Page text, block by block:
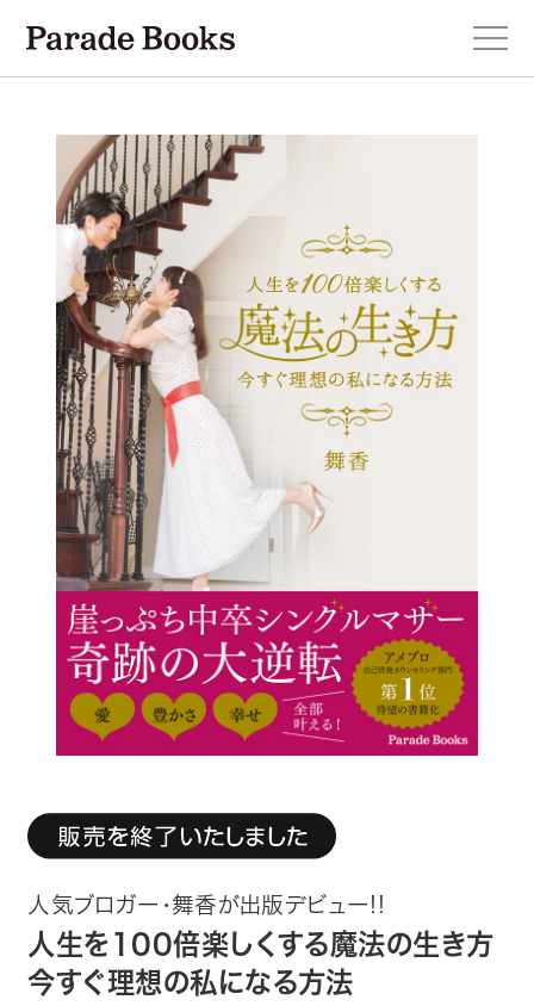
本を探す
新刊・近刊のお知らせ
おすすめ！この一冊。
小説
エッセイ・詩・ノンフィクション
趣味・カルチャー
生活・健康
論文・学術書・参考書
絵本・児童書
社会・思想・哲学
写真集
電子書籍
人気ブロガー・舞香が出版デビュー!!
人生を100倍楽しくする魔法の生き方
今すぐ理想の私になる方法